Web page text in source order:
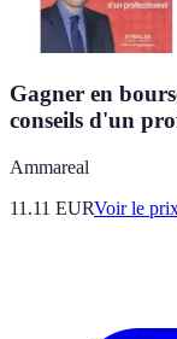
Gagner en
conseils d'un
Ammareal
11.11 EURVoir le